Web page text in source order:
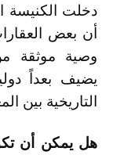
دخلت الكنيسة
أن بعض
وصية موثقة
يضيف بعداً
التاريخية بين
هل يمكن أن